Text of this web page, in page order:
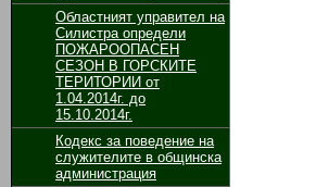
Областният управител на
Силистра определи
ПОЖАРООПАСЕН
СЕЗОН В ГОРСКИТЕ
ТЕРИТОРИИ от
1.04.2014г. до
15.10.2014г.
Кодекс за поведение на
служителите в общинска
администрация